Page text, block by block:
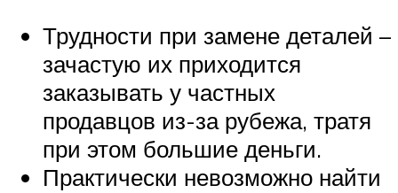
Трудности при замене деталей –
зачастую их приходится
заказывать у частных
продавцов из-за рубежа, тратя
при этом большие деньги.
Практически невозможно найти